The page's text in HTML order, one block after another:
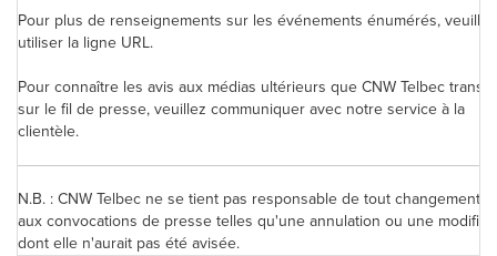
Pour plus de renseignements sur les événements énumérés, veuillez
utiliser la ligne URL.
Pour connaître les avis aux médias ultérieurs que CNW Telbec
sur le fil de presse, veuillez communiquer avec notre service à la
clientèle.
N.B. : CNW Telbec ne se tient pas responsable de tout changement
aux convocations de presse telles qu'une annulation ou une
dont elle n'aurait pas été avisée.